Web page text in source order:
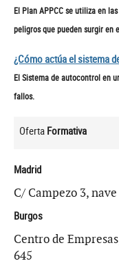
El Plan APPCC se utiliza en
peligros que pueden surgir en
¿Cómo actúa el sistema
El Sistema de autocontrol en
fallos.
Oferta Formativa
Madrid
C/ Campezo 3,
Burgos
Centro de
645